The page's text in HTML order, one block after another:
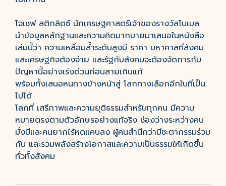
โจเซฟ สติกลิตซ์ นักเศรษฐศาสตร์เจ้าของรางวัลโนเบล
นำข้อมูลหลักฐานและความคิดมากมายมาเสนอในหนังสือ
เล่มนี้ว่า ความเหลื่อมล้ำระดับสูงมี ราคา มหาศาลที่สังคม
และเศรษฐกิจต้องจ่าย และรัฐกับสังคมจะต้องจัดการกับ
ปัญหานี้อย่างเร่งด่วนก่อนสายเกินแก้
พร้อมทั้งเสนอหนทางข้างหน้าสู่ โลกทางเลือกอีกใบที่เป็น
ไปได้
โลกที่ เสรีภาพและความยุติธรรมสำหรับทุกคน มีความ
หมายตรงตามตัวอักษรอย่างแท้จริง ช่องว่างระหว่างคน
มั่งมีและคนยากไร้หดแคบลง ผู้คนสำนึกว่ามีชะตากรรมร่วม
กัน และรวมพลังสร้างโอกาสและความเป็นธรรมให้เกิดขึ้น
ทั่วทั้งสังคม